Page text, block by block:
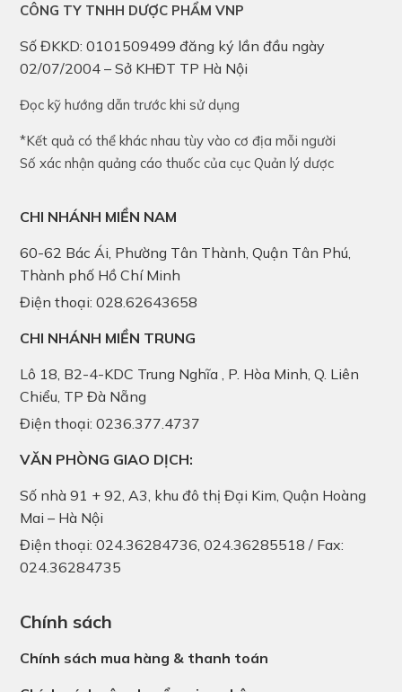
CÔNG TY TNHH DƯỢC PHẨM VNP
Số ĐKKD: 0101509499 đăng ký lần đầu ngày
02/07/2004 – Sở KHĐT TP Hà Nội
Đọc kỹ hướng dẫn trước khi sử dụng
*Kết quả có thể khác nhau tùy vào cơ địa mỗi người
Số xác nhận quảng cáo thuốc của cục Quản lý dược
CHI NHÁNH MIỀN NAM
60-62 Bác Ái, Phường Tân Thành, Quận Tân Phú,
Thành phố Hồ Chí Minh
Điện thoại: 028.62643658
CHI NHÁNH MIỀN TRUNG
Lô 18, B2-4-KDC Trung Nghĩa , P. Hòa Minh, Q. Liên
Chiểu, TP Đà Nẵng
Điện thoại: 0236.377.4737
VĂN PHÒNG GIAO DỊCH:
Số nhà 91 + 92, A3, khu đô thị Đại Kim, Quận Hoàng
Mai – Hà Nội
Điện thoại: 024.36284736, 024.36285518 / Fax:
024.36284735
Chính sách
Chính sách mua hàng & thanh toán